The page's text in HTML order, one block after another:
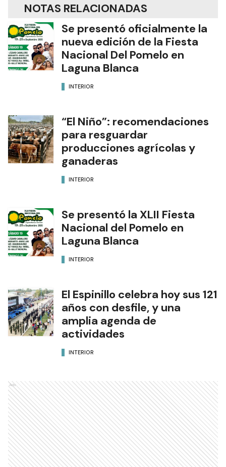
NOTAS RELACIONADAS
Se presentó oficialmente la
nueva edición de la Fiesta
Nacional Del Pomelo en
Laguna Blanca
INTERIOR
“El Niño”: recomendaciones
para resguardar
producciones agrícolas y
ganaderas
INTERIOR
Se presentó la XLII Fiesta
Nacional del Pomelo en
Laguna Blanca
INTERIOR
El Espinillo celebra hoy sus 121
años con desfile, y una
amplia agenda de
actividades
INTERIOR
Ads